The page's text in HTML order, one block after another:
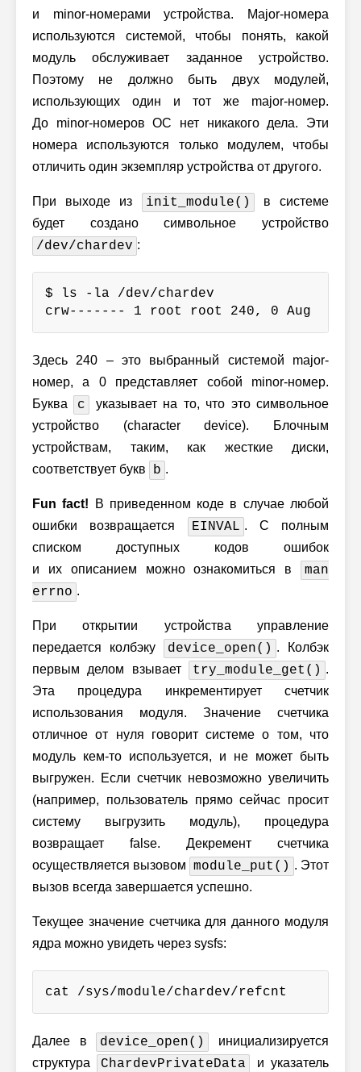
и minor-номерами устройства.
Major-номера
используются системой, чтобы понять, какой
модуль обслуживает заданное устройство.
Поэтому не должно быть двух модулей,
использующих один и тот же major-номер.
До minor-номеров ОС нет никакого дела. Эти
номера используются только модулем, чтобы
отличить один экземпляр устройства от другого.
При выходе из init_module()
в системе
будет создано символьное устройство
/dev/chardev :
$ ls -la /dev/chardev
crw------- 1 root root 240, 0 Aug  7
Здесь 240 – это выбранный системой major-
номер, а 0 представляет собой minor-номер.
Буква
c
указывает на то, что это символьное
устройство (character device). Блочным
устройствам, таким, как жесткие диски,
соответствует букв
b .
Fun fact! В приведенном коде в случае любой
ошибки возвращается
EINVAL . С полным
списком доступных кодов ошибок
и их описанием можно ознакомиться в
man
errno .
При открытии устройства управление
передается колбэку
device_open() . Колбэк
первым делом взывает
try_module_get() .
Эта процедура инкрементирует счетчик
использования модуля. Значение счетчика
отличное от нуля говорит системе о том, что
модуль кем-то используется, и не может быть
выгружен. Если счетчик невозможно увеличить
(например, пользователь прямо сейчас просит
систему выгрузить модуль), процедура
возвращает false. Декремент счетчика
осуществляется вызовом module_put() . Этот
вызов всегда завершается успешно.
Текущее значение счетчика для данного модуля
ядра можно увидеть через sysfs:
cat /sys/module/chardev/refcnt
Далее в device_open()
инициализируется
структура
ChardevPrivateData
и указатель